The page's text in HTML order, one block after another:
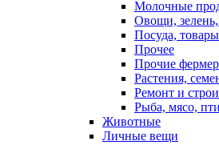
Молочные
Овощи,
Посуда,
Прочее
Прочие
Растения,
Ремонт и
Рыба, мясо,
Животные
Личные вещи